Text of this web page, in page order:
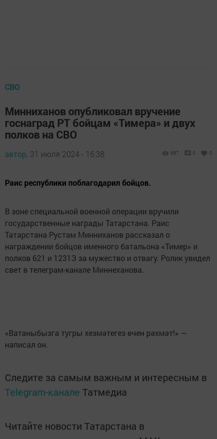
СВО
Минниханов опубликовал вручение
госнаград РТ бойцам «Тимера» и двух
полков на СВО
автор, 31 июля 2024 - 16:38 687 0 0
Раис республики поблагодарил бойцов.
В зоне специальной военной операции вручили
государственные награды Татарстана. Раис
Татарстана Рустам Минниханов рассказал о
награждении бойцов именного батальона «Тимер» и
полков 621 и 1231З за мужество и отвагу. Ролик увидел
свет в телеграм-канале Миннеханова.
«Ватаныбызга тугры хезмәтегез өчен рәхмәт!» —
написал он.
Следите за самым важным и интересным в
Telegram-канале Татмедиа
Читайте новости Татарстана в